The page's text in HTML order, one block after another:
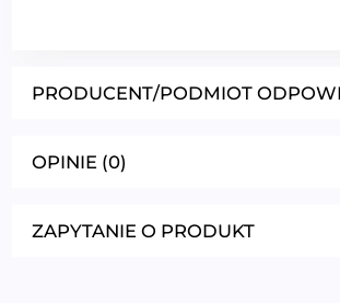
PRODUCENT/PODMIOT
OPINIE (0)
ZAPYTANIE O PRODUKT